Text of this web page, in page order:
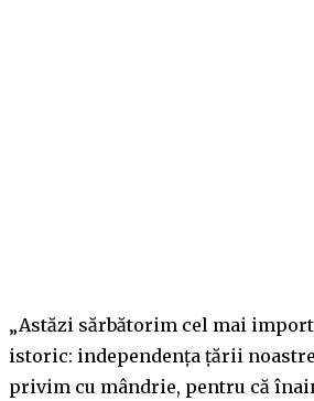
„Astăzi sărbătorim cel mai
istoric: independența țării
privim cu mândrie, pentru că